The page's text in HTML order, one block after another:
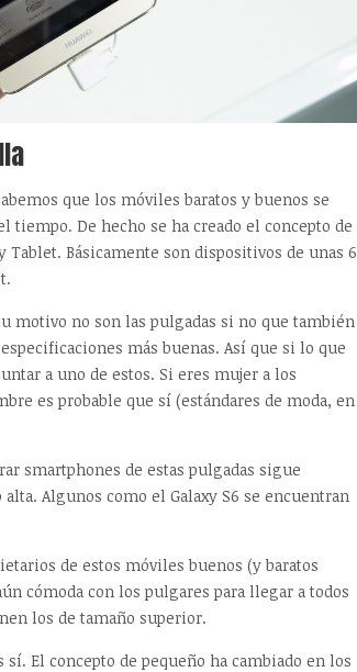
que los móviles baratos y buenos se
tiempo. De hecho se ha creado el concepto de
Tablet. Básicamente son dispositivos de unas 6
motivo no son las pulgadas si no que también
más buenas. Así que si lo que
a uno de estos. Si eres mujer a los
es probable que sí (estándares de moda, en
smartphones de estas pulgadas sigue
Algunos como el Galaxy S6 se encuentran
de estos móviles buenos (y baratos
cómoda con los pulgares para llegar a todos
los de tamaño superior.
sí. El concepto de pequeño ha cambiado en los